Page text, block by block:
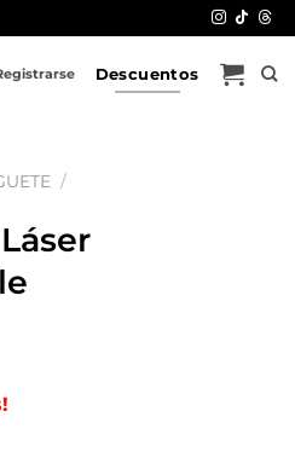
Descuentos
/
cantidad